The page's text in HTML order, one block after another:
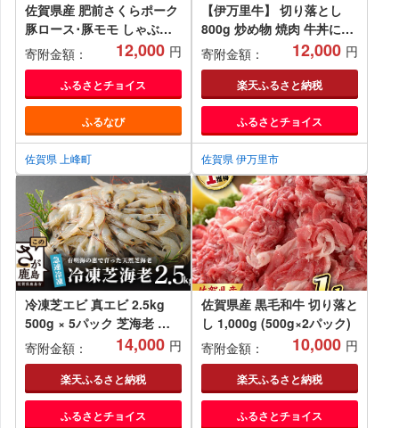
佐賀県産 肥前さくらポーク
豚ロース･豚モモ しゃぶし
ゃぶ用 1900g(ロース
650g×1P・モモ625g×2P )
B-1065
寄附金額： 12,000 円
ふるさとチョイス
ふるなび
佐賀県 上峰町
【伊万里牛】 切り落とし
800g 炒め物 焼肉 牛丼にお
すすめ！ 001-J243
寄附金額： 12,000 円
楽天ふるさと納税
ふるさとチョイス
佐賀県 伊万里市
冷凍芝エビ 真エビ 2.5kg
500g × 5パック 芝海老 え
び エビ 海老 真エビ 真海老
天然 海鮮 冷凍えび 海老の
から揚げ ふるさと納税 佐賀
県 鹿島市 B-357
寄附金額： 14,000 円
楽天ふるさと納税
ふるさとチョイス
佐賀県産 黒毛和牛 切り落と
し 1,000g (500g×2パック)
寄附金額：
10,000 円
楽天ふるさと納税
ふるさとチョイス